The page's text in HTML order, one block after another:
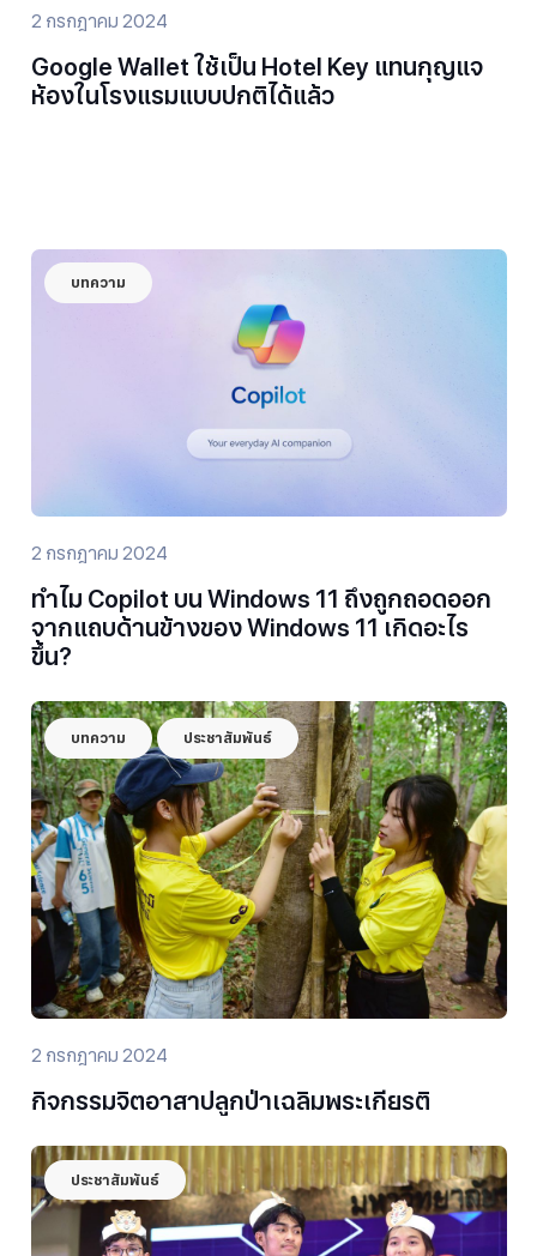
2 กรกฎาคม 2024
Google Wallet ใช้เป็น Hotel Key แทนกุญแจ
ห้องในโรงแรมแบบปกติได้แล้ว
บทความ
2 กรกฎาคม 2024
ทำไม Copilot บน Windows 11 ถึงถูกถอดออก
จากแถบด้านข้างของ Windows 11 เกิดอะไร
ขึ้น?
บทความ ประชาสัมพันธ์
2 กรกฎาคม 2024
กิจกรรมจิตอาสาปลูกป่าเฉลิมพระเกียรติ
ประชาสัมพันธ์